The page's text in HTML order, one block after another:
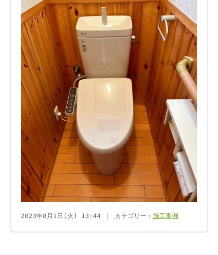
2023年8月1日(火) 13:44 ｜ カテゴリー：施工事例